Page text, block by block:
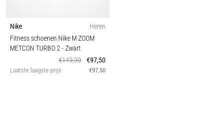
Nike
Heren
Fitness schoenen Nike M ZOOM
METCON TURBO 2- Zwart
€149,99
€97,50
Laatste laagste prijs €97,50